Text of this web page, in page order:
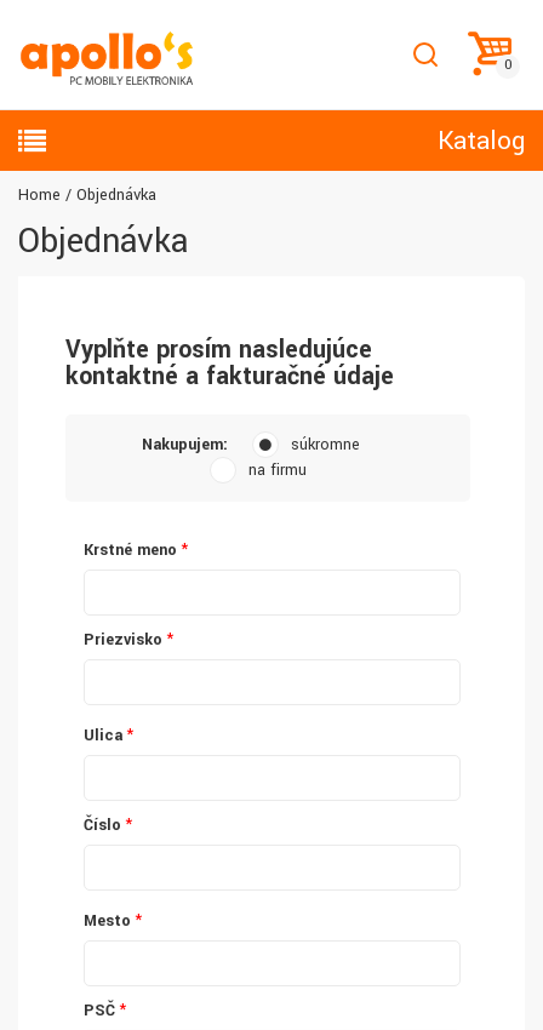
Katalog
Home Objednávka
Objednávka
Vyplňte prosím nasledujúce
kontaktné a fakturačné údaje
Nakupujem:
súkromne
na firmu
Krstné meno
Priezvisko
Ulica
Číslo
Mesto
PSČ